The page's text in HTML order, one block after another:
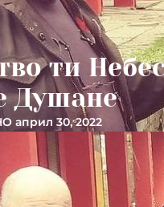
ти
Душане
април 30, 2022